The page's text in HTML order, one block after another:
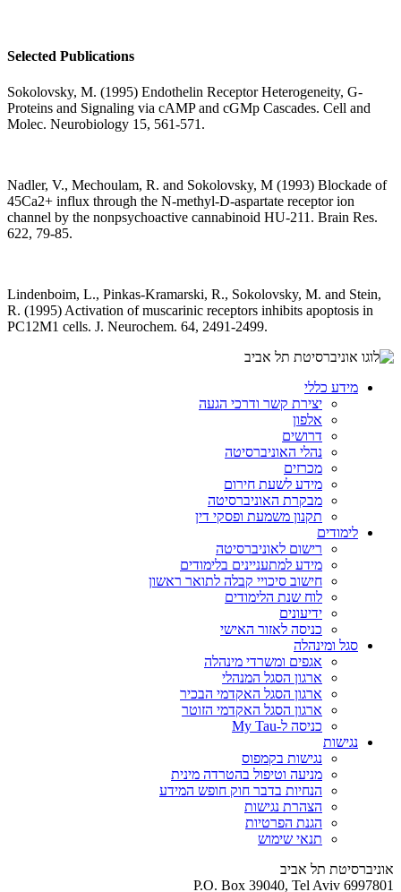
Selected Publications
Sokolovsky, M. (1995) Endothelin Receptor Heterogeneity, G-
Proteins and Signaling via cAMP and cGMp Cascades. Cell and
Molec. Neurobiology 15, 561-571.
Nadler, V., Mechoulam, R. and Sokolovsky, M (1993) Blockade of
45Ca2+ influx through the N-methyl-D-aspartate receptor ion
channel by the nonpsychoactive cannabinoid HU-211. Brain Res.
622, 79-85.
Lindenboim, L., Pinkas-Kramarski, R., Sokolovsky, M. and Stein,
R. (1995) Activation of muscarinic receptors inhibits apoptosis in
PC12M1 cells. J. Neurochem. 64, 2491-2499.
מידע כללי
יצירת קשר ודרכי הגעה
אלפון
דרושים
נהלי האוניברסיטה
מכרזים
מידע לשעת חירום
מבקרת האוניברסיטה
תקנון משמעת ופסקי דין
לימודים
רישום לאוניברסיטה
מידע למתעניינים בלימודים
חישוב סיכויי קבלה לתואר ראשון
לוח שנת הלימודים
ידיעונים
כניסה לאזור האישי
סגל ומינהלה
אגפים ומשרדי מינהלה
ארגון הסגל המנהלי
ארגון הסגל האקדמי הבכיר
ארגון הסגל האקדמי הזוטר
כניסה ל-My Tau
נגישות
נגישות בקמפוס
מניעה וטיפול בהטרדה מינית
הנחיות בדבר חוק חופש המידע
הצהרת נגישות
הגנת הפרטיות
תנאי שימוש
אוניברסיטת תל אביב
P.O. Box 39040, Tel Aviv 6997801